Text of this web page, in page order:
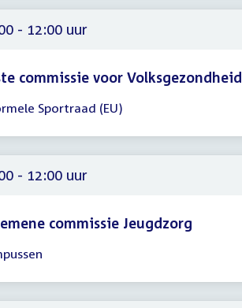
- 12:00 uur
commissie voor
Sportraad (EU)
- 12:00 uur
commissie Jeugdzorg